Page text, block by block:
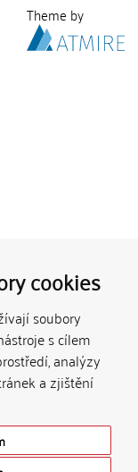
cookies
soubory
s cílem
analýzy
a zjištění
Theme by